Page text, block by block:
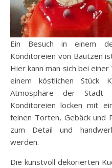
Ein Besuch in einem
Konditoreien von Bautzen
Hier kann man sich bei
einem köstlichen Stück
Atmosphäre der Stadt
Konditoreien locken mit
feinen Torten, Gebäck und
zum Detail und
werden.
Die kunstvoll dekorierten